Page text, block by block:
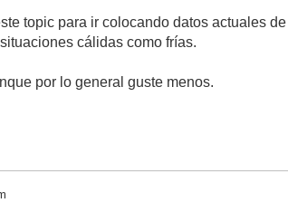
topic para ir colocando datos actuales
cálidas como frías.
por lo general guste menos.